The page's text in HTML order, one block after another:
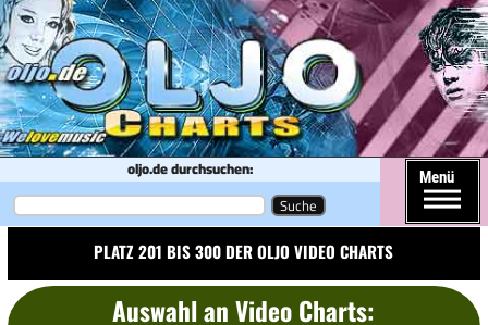
Menü
oljo.de durchsuchen:
Platz 201 bis 300 der OLJO Video Charts
Auswahl an Video Charts: